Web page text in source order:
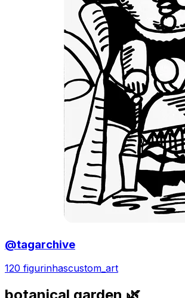
@tagarchive
120 figurinhascustom_art